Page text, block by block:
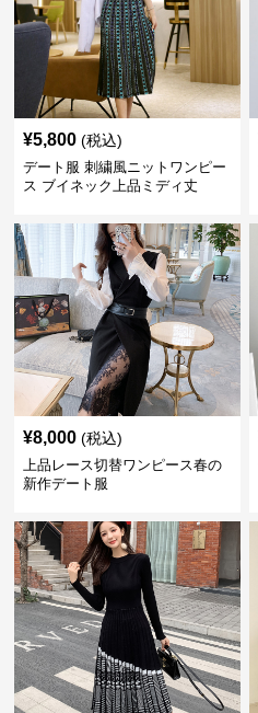
¥5,800 (税込)
デート服 刺繍風ニットワンピー
ス ブイネック上品ミディ丈
¥8,000 (税込)
上品レース切替ワンピース春の
新作デート服